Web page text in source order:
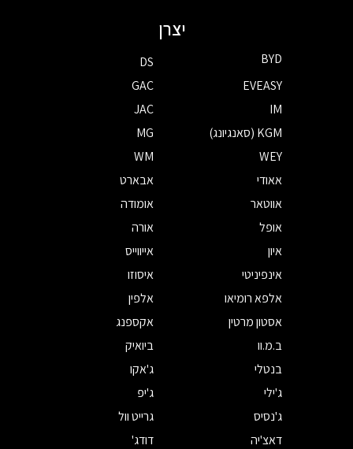
יצרן
BYD
DS
EVEASY
GAC
IM
JAC
KGM (סאנגיונג)
MG
WEY
WM
אאודי
אבארט
אווטאר
אומודה
אופל
אורה
איון
אייווייס
אינפיניטי
איסוזו
אלפא רומיאו
אלפין
אסטון מרטין
אקספנג
ב.מ.וו
ביואיק
בנטלי
ג'אקו
ג'ילי
ג'יפ
ג'נסיס
גרייט וול
דאצ'יה
דודג'